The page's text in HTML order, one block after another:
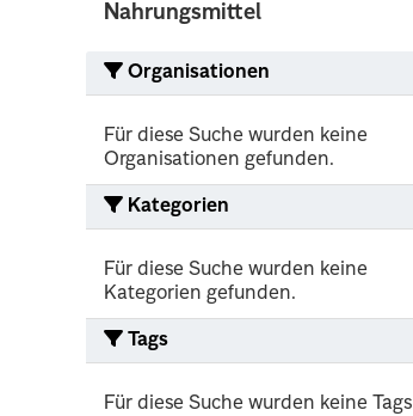
Nahrungsmittel
Organisationen
Für diese Suche wurden keine
Organisationen gefunden.
Kategorien
Für diese Suche wurden keine
Kategorien gefunden.
Tags
Für diese Suche wurden keine Tags